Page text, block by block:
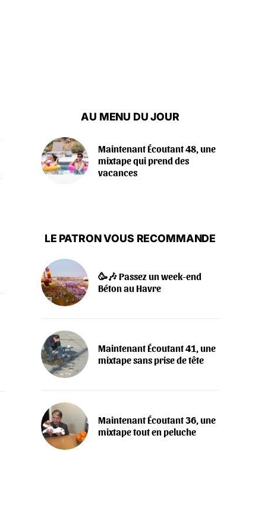
AU MENU DU JOUR
Maintenant Écoutant 48, une
mixtape qui prend des
vacances
LE PATRON VOUS RECOMMANDE
🥳🎶 Passez un week-end
Béton au Havre
Maintenant Écoutant 41, une
mixtape sans prise de tête
Maintenant Écoutant 36, une
mixtape tout en peluche